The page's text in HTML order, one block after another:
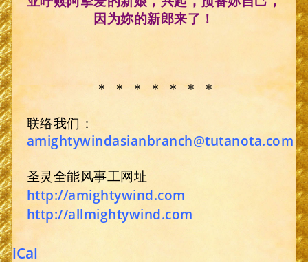
因为妳的新郎来了！
＊ ＊ ＊ ＊ ＊ ＊ ＊
联络我们：
amightywindasianbranch@tutanota.com
圣灵全能风事工网址
http://amightywind.com
http://allmightywind.com
iCal